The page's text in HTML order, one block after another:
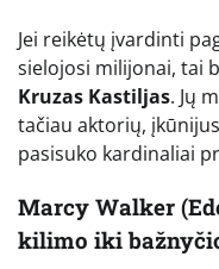
Jei reikėtų įvardinti
sielojosi milijonai, tai
Kruzas Kastiljas. Jų
tačiau aktorių,
pasisuko kardinaliai
Marcy Walker
kilimo iki